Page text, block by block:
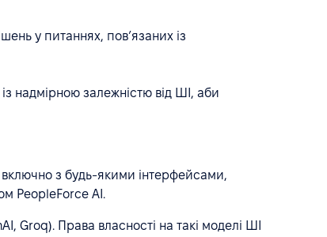
у питаннях, пов’язаних із
надмірною залежністю від ШІ, аби
з будь-якими інтерфейсами,
PeopleForce AI.
Groq). Права власності на такі моделі ШІ